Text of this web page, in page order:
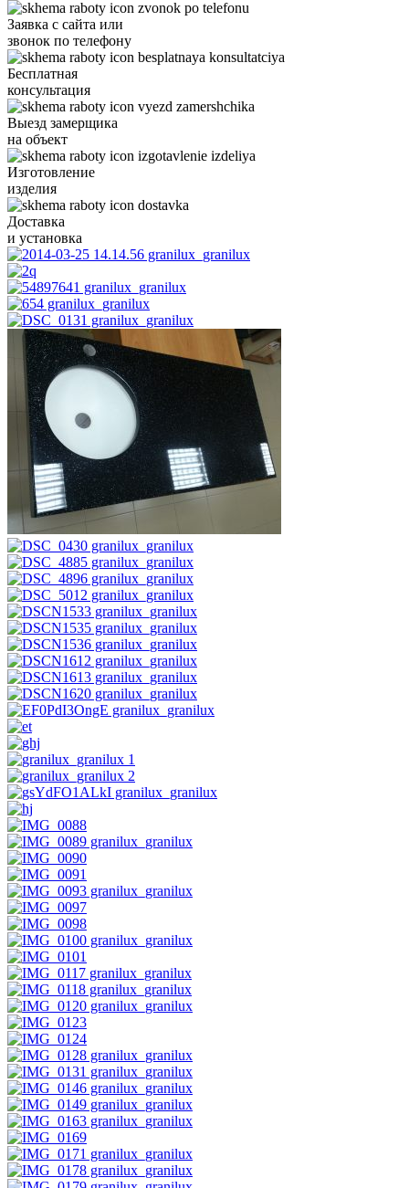
Заявка с сайта или
звонок по телефону
Бесплатная
консультация
Выезд замерщика
на объект
Изготовление
изделия
Доставка
и установка